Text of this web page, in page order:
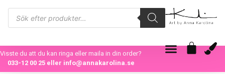
Visste du att du kan ringa eller maila in din order?
033-12 00 25eller info@annakarolina.se